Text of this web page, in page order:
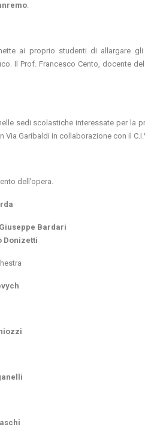
.
ai proprio studenti di allargare
Il Prof. Francesco Cento, docente
sedi scolastiche interessate per la
Garibaldi in collaborazione con il
dell’opera.
Giuseppe Bardari
Donizetti